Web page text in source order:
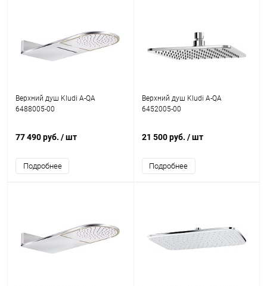
Верхний душ Kludi A-QA
6488005-00
77 490 руб. / шт
Подробнее
Верхний душ Kludi A-QA
6452005-00
21 500 руб. / шт
Подробнее